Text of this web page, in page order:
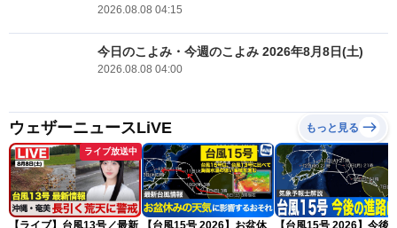
2026.08.08 04:15
今日のこよみ・今週のこよみ 2026年8月8日(土)
2026.08.08 04:00
ウェザーニュースLiVE もっと見る
ライブ放送中
【ライブ】台風13号／最新
【台風15号 2026】お盆休
【台風15号 2026】今後